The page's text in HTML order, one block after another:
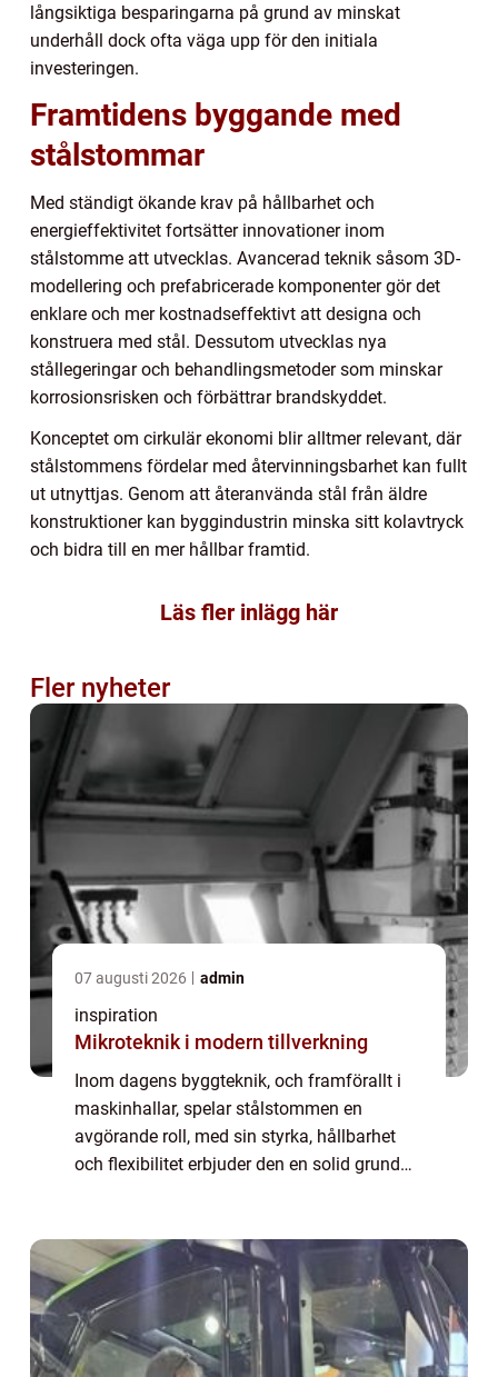
långsiktiga besparingarna på grund av minskat
underhåll dock ofta väga upp för den initiala
investeringen.
Framtidens byggande med
stålstommar
Med ständigt ökande krav på hållbarhet och
energieffektivitet fortsätter innovationer inom
stålstomme att utvecklas. Avancerad teknik såsom 3D-
modellering och prefabricerade komponenter gör det
enklare och mer kostnadseffektivt att designa och
konstruera med stål. Dessutom utvecklas nya
stållegeringar och behandlingsmetoder som minskar
korrosionsrisken och förbättrar brandskyddet.
Konceptet om cirkulär ekonomi blir alltmer relevant, där
stålstommens fördelar med återvinningsbarhet kan fullt
ut utnyttjas. Genom att återanvända stål från äldre
konstruktioner kan byggindustrin minska sitt kolavtryck
och bidra till en mer hållbar framtid.
Läs fler inlägg här
Fler nyheter
07 augusti 2026 admin
inspiration
Mikroteknik i modern tillverkning
Inom dagens byggteknik, och framförallt i
maskinhallar, spelar stålstommen en
avgörande roll, med sin styrka, hållbarhet
och flexibilitet erbjuder den en solid grund